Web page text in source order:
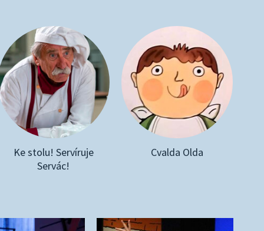
Ke stolu! Servíruje
Servác!
Cvalda Olda